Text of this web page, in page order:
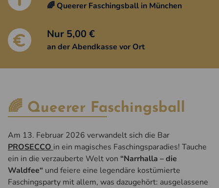
🌈 Queerer Faschingsball in München
Nur 5,00 €
an der Abendkasse vor Ort
🌈 Queerer Faschingsball
Am 13. Februar 2026 verwandelt sich die Bar
PROSECCO in ein magisches Faschingsparadies! Tauche
ein in die verzauberte Welt von “Narrhalla – die
Waldfee“ und feiere eine legendäre kostümierte
Faschingsparty mit allem, was dazugehört: ausgelassene